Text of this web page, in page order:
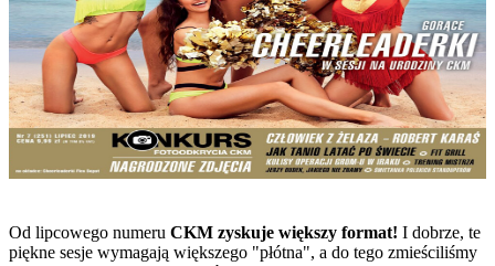
Od lipcowego numeru CKM zyskuje większy format! I dobrze, te
piękne sesje wymagają większego "płótna", a do tego zmieściliśmy